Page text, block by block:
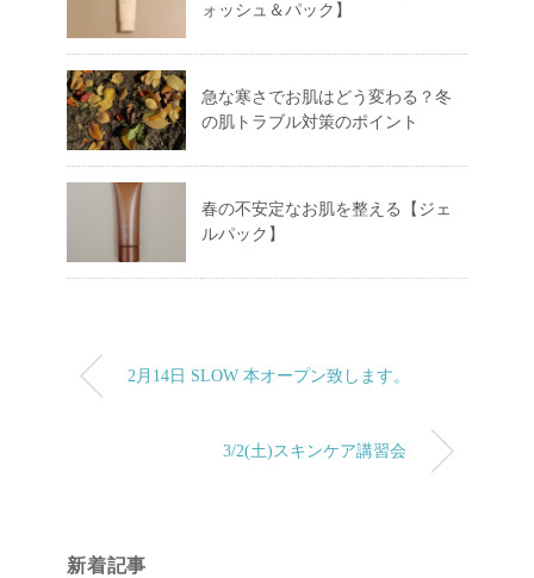
ォッシュ＆パック】
急な寒さでお肌はどう変わる？冬
の肌トラブル対策のポイント
春の不安定なお肌を整える【ジェ
ルパック】
2月14日 SLOW 本オープン致します。
3/2(土)スキンケア講習会
新着記事